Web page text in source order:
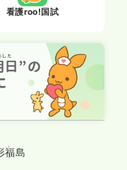
看護roo!国試
福島